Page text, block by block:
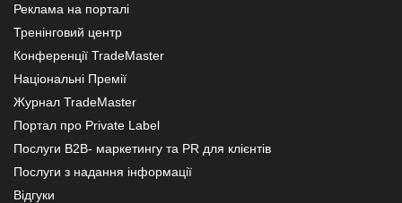
Реклама на порталі
Тренінговий центр
Конференції TradeMaster
Національні Премії
Журнал TradeMaster
Портал про Private Label
Послуги В2В- маркетингу та PR для клієнтів
Послуги з надання інформації
Відгуки